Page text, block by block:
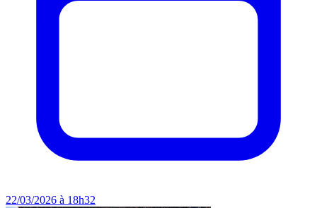
22/03/2026 à 18h32